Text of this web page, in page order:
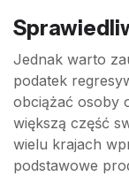
Jednak warto
podatek
obciążać osoby
większą część
wielu krajach
podstawowe